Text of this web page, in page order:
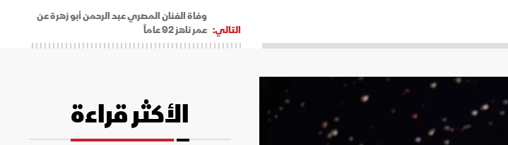
التالي:
وفاة الفنان المصري عبد الرحمن أبو زهرة عن
عمر ناهز 92 عاماً
الأكثر قراءة